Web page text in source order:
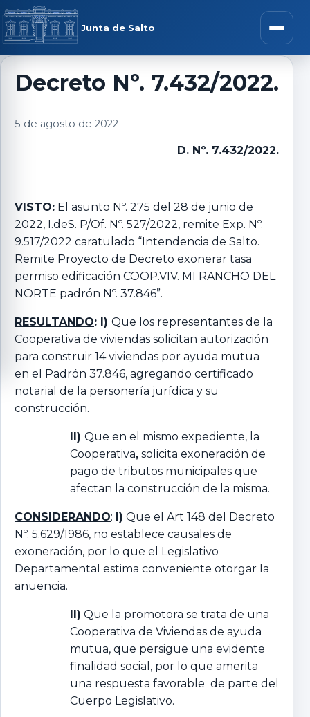
Saltar al contenido
Junta de Salto Abrir
menú
Decreto Nº. 7.432/2022.
5 de agosto de 2022
D. Nº. 7.432/2022.
VISTO: El asunto Nº. 275 del 28 de junio de
2022, I.deS. P/Of. Nº. 527/2022, remite Exp. Nº.
9.517/2022 caratulado “Intendencia de Salto.
Remite Proyecto de Decreto exonerar tasa
permiso edificación COOP.VIV. MI RANCHO DEL
NORTE padrón Nº. 37.846”.
RESULTANDO: I) Que los representantes de la
Cooperativa de viviendas solicitan autorización
para construir 14 viviendas por ayuda mutua
en el Padrón 37.846, agregando certificado
notarial de la personería jurídica y su
construcción.
II) Que en el mismo expediente, la
Cooperativa, solicita exoneración de
pago de tributos municipales que
afectan la construcción de la misma.
CONSIDERANDO: I) Que el Art 148 del Decreto
Nº. 5.629/1986, no establece causales de
exoneración, por lo que el Legislativo
Departamental estima conveniente otorgar la
anuencia.
II) Que la promotora se trata de una
Cooperativa de Viviendas de ayuda
mutua, que persigue una evidente
finalidad social, por lo que amerita
una respuesta favorable de parte del
Cuerpo Legislativo.